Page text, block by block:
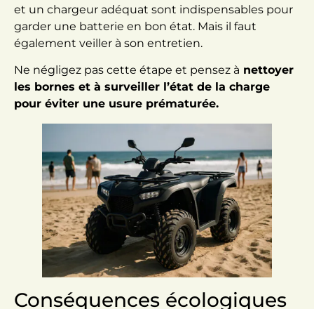
et un chargeur adéquat sont indispensables pour
garder une batterie en bon état. Mais il faut
également veiller à son entretien.
Ne négligez pas cette étape et pensez à nettoyer
les bornes et à surveiller l’état de la charge
pour éviter une usure prématurée.
Conséquences écologiques